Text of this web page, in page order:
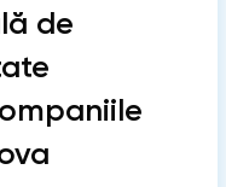
de